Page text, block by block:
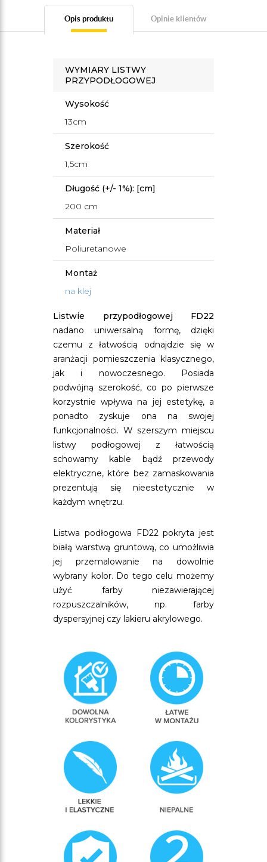
Opis produktu Opinie klientów
WYMIARY LISTWY
PRZYPODŁOGOWEJ
Wysokość
13cm
Szerokość
1,5cm
Długość (+/- 1%): [cm]
200 cm
Materiał
Poliuretanowe
Montaż
na klej
Listwie przypodłogowej FD22
nadano uniwersalną formę, dzięki
czemu z łatwością odnajdzie się w
aranżacji pomieszczenia klasycznego,
jak i nowoczesnego. Posiada
podwójną szerokość, co po pierwsze
korzystnie wpływa na jej estetykę, a
ponadto zyskuje ona na swojej
funkcjonalności. W szerszym miejscu
listwy podłogowej z łatwością
schowamy kable bądź przewody
elektryczne, które bez zamaskowania
prezentują się nieestetycznie w
każdym wnętrzu.
Listwa podłogowa FD22 pokryta jest
białą warstwą gruntową, co umożliwia
jej przemalowanie na dowolnie
wybrany kolor. Do tego celu możemy
użyć farby niezawierającej
rozpuszczalników, np. farby
dyspersyjnej czy lakieru akrylowego.